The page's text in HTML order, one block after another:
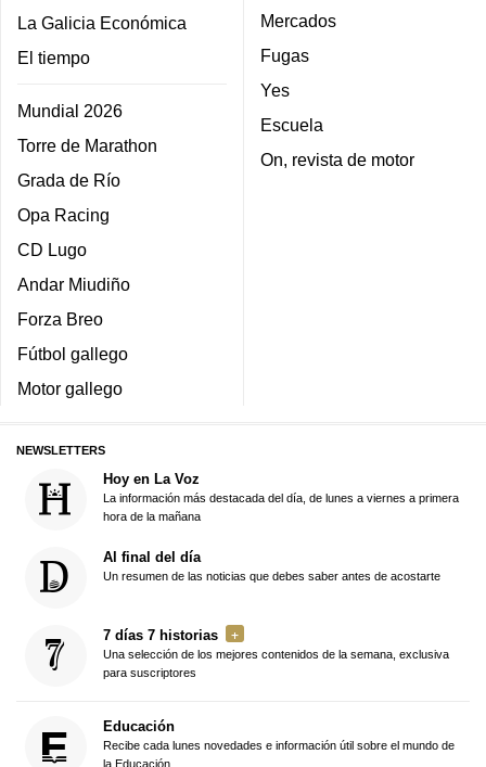
La Galicia Económica
El tiempo
Mundial 2026
Torre de Marathon
Grada de Río
Opa Racing
CD Lugo
Andar Miudiño
Forza Breo
Fútbol gallego
Motor gallego
Mercados
Fugas
Yes
Escuela
On, revista de motor
NEWSLETTERS
Hoy en La Voz
La información más destacada del día, de lunes a viernes a primera
hora de la mañana
Al final del día
Un resumen de las noticias que debes saber antes de acostarte
7 días 7 historias
Una selección de los mejores contenidos de la semana, exclusiva
para suscriptores
Educación
Recibe cada lunes novedades e información útil sobre el mundo de
la Educación